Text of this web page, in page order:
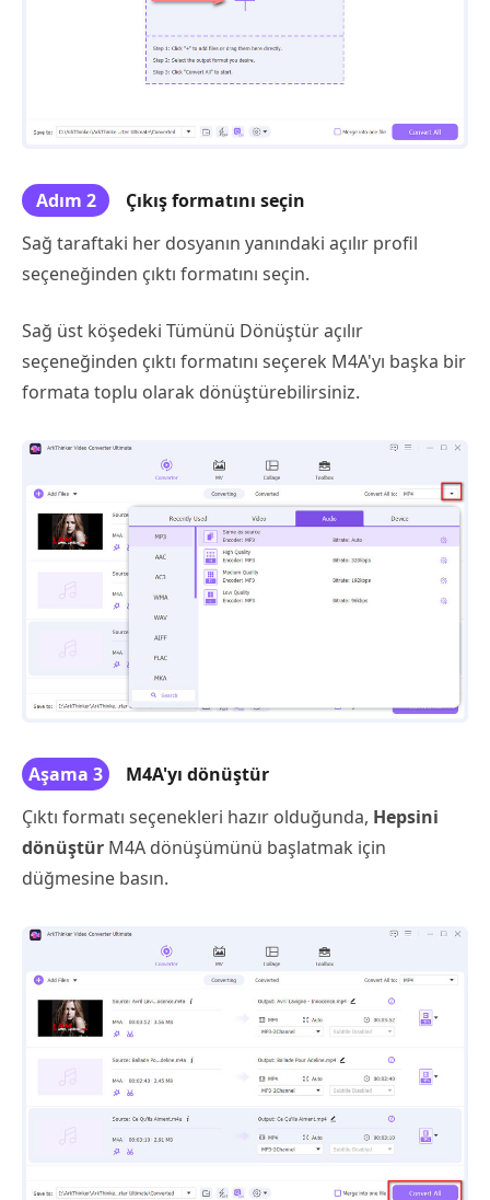
Adım 2
Çıkış formatını seçin
Sağ taraftaki her dosyanın yanındaki açılır profil
seçeneğinden çıktı formatını seçin.
Sağ üst köşedeki Tümünü Dönüştür açılır
seçeneğinden çıktı formatını seçerek M4A'yı başka bir
formata toplu olarak dönüştürebilirsiniz.
Aşama 3
M4A'yı dönüştür
Çıktı formatı seçenekleri hazır olduğunda, Hepsini
dönüştür M4A dönüşümünü başlatmak için
düğmesine basın.